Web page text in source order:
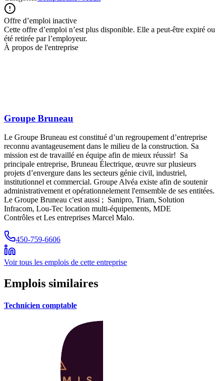
Offre d’emploi inactive
Cette offre d’emploi n’est plus disponible. Elle a peut-être expiré ou
été retirée par l’employeur.
À propos de l'entreprise
Groupe Bruneau
Le Groupe Bruneau est constitué d’un regroupement d’entreprise
reconnu avantageusement dans le milieu de la construction. Sa
mission est de travaillé en équipe afin de mieux réussir! Sa
principale entreprise, Bruneau Électrique, œuvre sur plusieurs
projets d’envergure dans les secteurs génie civil, industriel,
institutionnel et commercial. Groupe Alvéa existe afin de soutenir
administrativement et opérationnelement l'emsemble de ses entitées.
Le Groupe Bruneau c'est aussi ; Sanipro, Triam, Solution
Infracom, Lou-Tec location multi-équipements, MDE
Contrôles et Les entreprises Marcel Malo.
450-759-6606
Voir tous les emplois de cette entreprise
Emplois similaires
Technicien comptable